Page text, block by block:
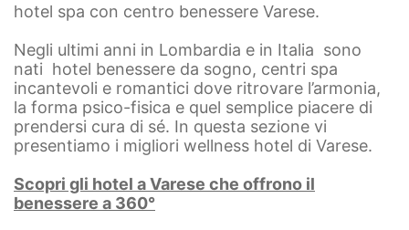
hotel spa con centro benessere Varese.
Negli ultimi anni in Lombardia e in Italia sono
nati hotel benessere da sogno, centri spa
incantevoli e romantici dove ritrovare l’armonia,
la forma psico-fisica e quel semplice piacere di
prendersi cura di sé. In questa sezione vi
presentiamo i migliori wellness hotel di Varese.
Scopri gli hotel a Varese che offrono il
benessere a 360°